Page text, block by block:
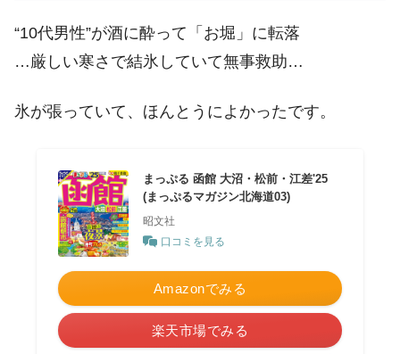
“10代男性”が酒に酔って「お堀」に転落
…厳しい寒さで結氷していて無事救助…
氷が張っていて、ほんとうによかったです。
まっぷる 函館 大沼・松前・江差'25
(まっぷるマガジン北海道03)
昭文社
口コミを見る
Amazonでみる
楽天市場でみる